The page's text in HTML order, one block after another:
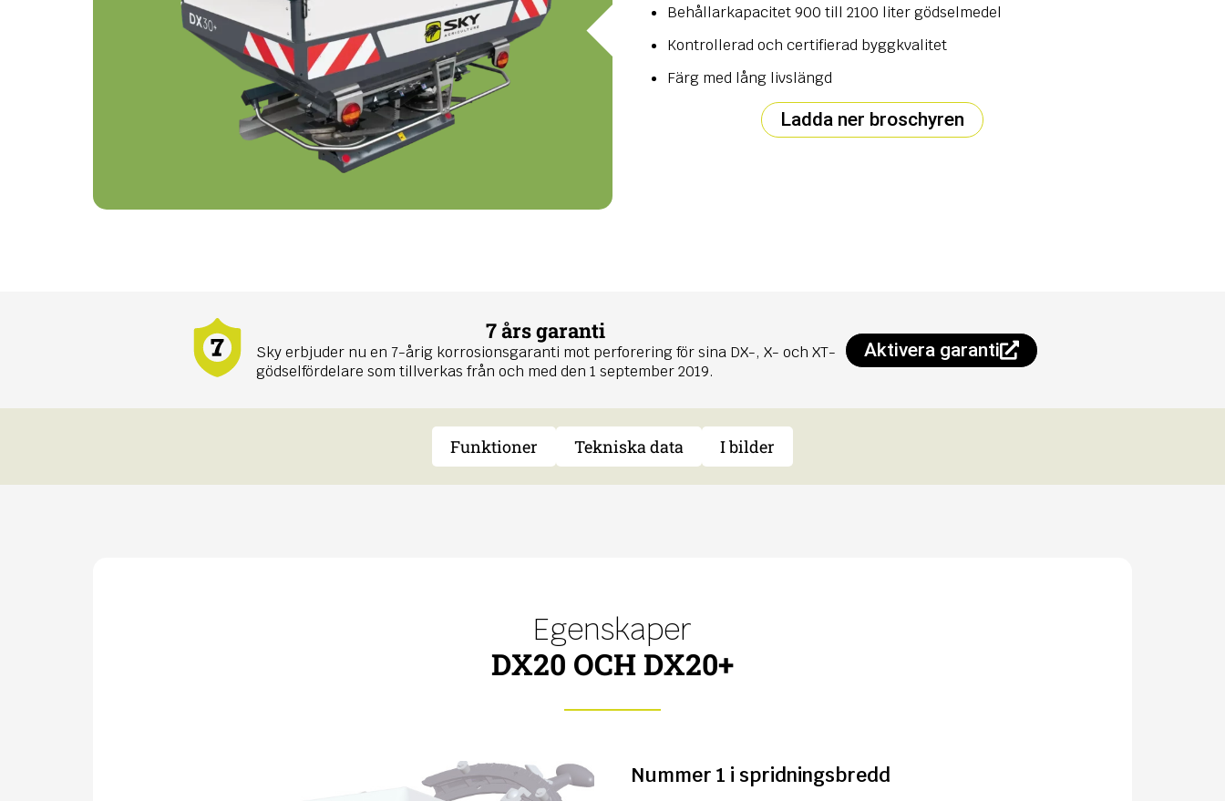
Behållarkapacitet 900 till 2100 liter gödselmedel
Kontrollerad och certifierad byggkvalitet
Färg med lång livslängd
Ladda ner broschyren
7 års garanti
Sky erbjuder nu en 7-årig korrosionsgaranti mot perforering för sina DX-, X- och XT-
gödselfördelare som tillverkas från och med den 1 september 2019.
Aktivera garanti
Funktioner Tekniska data I bilder
Egenskaper
DX20 OCH DX20+
Nummer 1 i spridningsbredd